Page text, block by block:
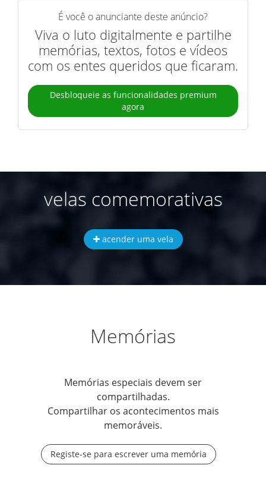
É você o anunciante deste anúncio?
Viva o luto digitalmente e partilhe
memórias, textos, fotos e vídeos
com os entes queridos que ficaram.
Desbloqueie as funcionalidades premium
agora
velas comemorativas
acender uma vela
Memórias
Memórias especiais devem ser
compartilhadas.
Compartilhar os acontecimentos mais
memoráveis.
Registe-se para escrever uma memória